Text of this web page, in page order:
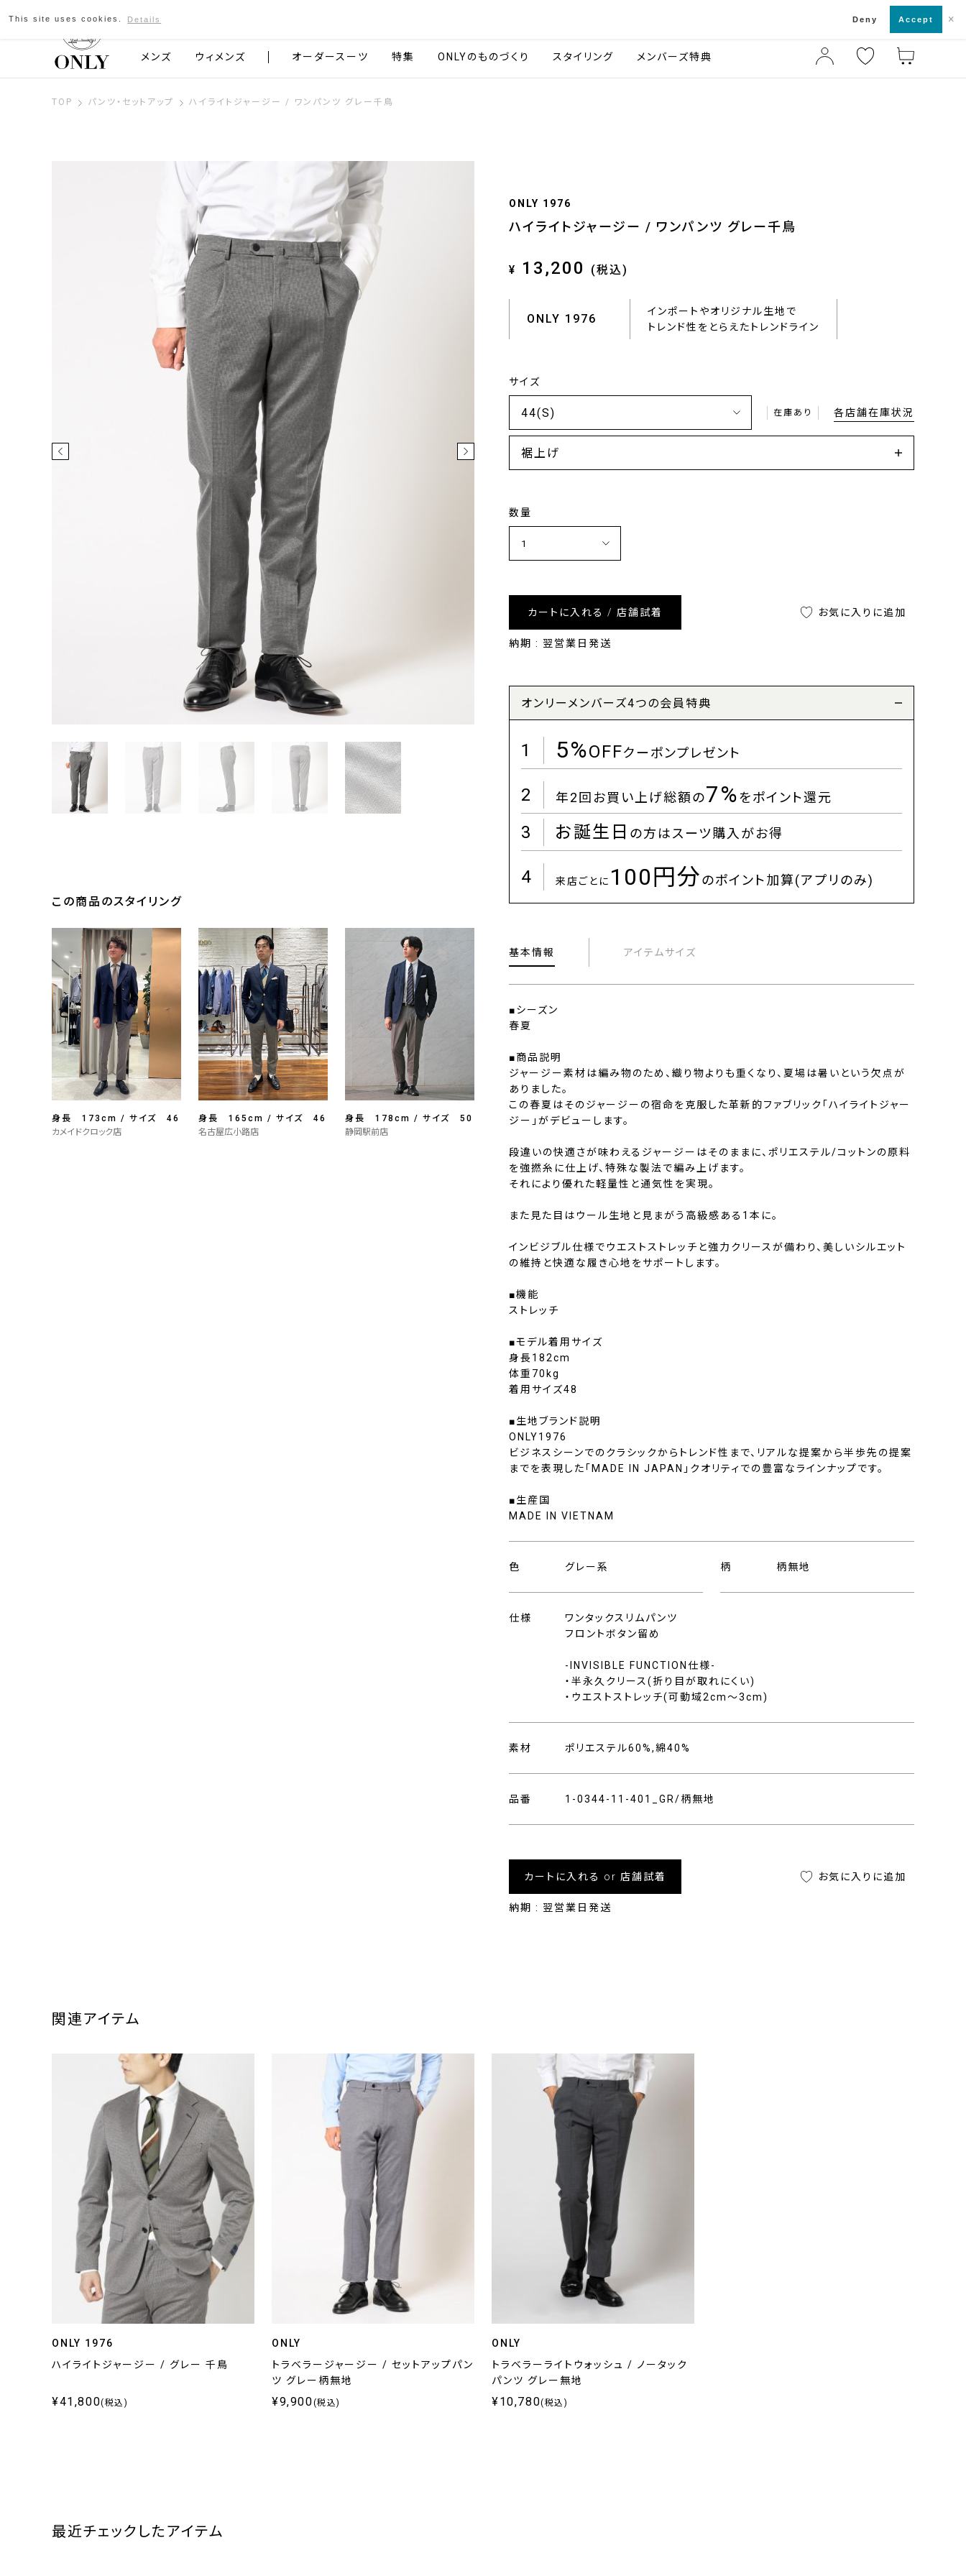
京都発のスーツブランド ONLY
メンズ ウィメンズ オーダースーツ 特集 ONLYのものづくり スタイリング メンバーズ特典
TOP パンツ・セットアップ ハイライトジャージー / ワンパンツ グレー千鳥
ONLY 1976
ハイライトジャージー / ワンパンツ グレー千鳥
¥ 13,200 (税込)
ONLY 1976
インポートやオリジナル生地で
トレンド性をとらえたトレンドライン
サイズ
在庫あり 各店舗在庫状況
裾上げ
数量
カートに入れる / 店舗試着
納期 : 翌営業日発送
お気に入りに追加
オンリーメンバーズ4つの会員特典
1 5%OFFクーポンプレゼント
2 年2回お買い上げ総額の7%をポイント還元
3 お誕生日 の方はスーツ購入がお得
4 来店ごとに 100円分のポイント加算(アプリのみ)
基本情報 アイテムサイズ
■シーズン
春夏
■商品説明
ジャージー素材は編み物のため、織り物よりも重くなり、夏場は暑いという欠点が
ありました。
この春夏はそのジャージーの宿命を克服した革新的ファブリック「ハイライトジャー
ジー」がデビューします。
段違いの快適さが味わえるジャージーはそのままに、ポリエステル/コットンの原料
を強撚糸に仕上げ、特殊な製法で編み上げます。
それにより優れた軽量性と通気性を実現。
また見た目はウール生地と見まがう高級感ある1本に。
インビジブル仕様でウエストストレッチと強力クリースが備わり、美しいシルエット
の維持と快適な履き心地をサポートします。
■機能
ストレッチ
■モデル着用サイズ
身長182cm
体重70kg
着用サイズ48
■生地ブランド説明
ONLY1976
ビジネスシーンでのクラシックからトレンド性まで、リアルな提案から半歩先の提案
までを表現した「MADE IN JAPAN」クオリティでの豊富なラインナップです。
■生産国
MADE IN VIETNAM
色 グレー系 柄 柄無地
仕様
ワンタックスリムパンツ
フロントボタン留め
-INVISIBLE FUNCTION仕様-
・半永久クリース(折り目が取れにくい)
・ウエストストレッチ(可動域2cm〜3cm)
素材 ポリエステル60%,綿40%
品番 1-0344-11-401_GR/柄無地
カートに入れる or 店舗試着
納期 : 翌営業日発送
お気に入りに追加
この商品のスタイリング
身長 173cm / サイズ 46
カメイドクロック店
身長 165cm / サイズ 46
名古屋広小路店
身長 178cm / サイズ 50
静岡駅前店
関連アイテム
ONLY 1976
ハイライトジャージー / グレー 千鳥
¥41,800(税込)
ONLY
トラベラージャージー / セットアップパン
ツ グレー柄無地
¥9,900(税込)
ONLY
トラベラーライトウォッシュ / ノータック
パンツ グレー無地
¥10,780(税込)
最近チェックしたアイテム
This site uses cookies. Details Deny Accept ×